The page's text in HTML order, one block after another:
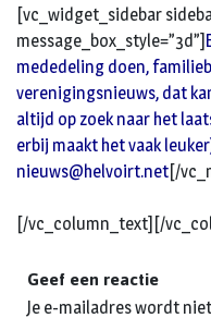
[vc_widget_sidebar
message_box_style=”3d”]
mededeling doen,
verenigingsnieuws, dat
altijd op zoek naar het
erbij maakt het vaak
nieuws@helvoirt.net[/
[/vc_column_text][/
Geef een reactie
Je e-mailadres wordt